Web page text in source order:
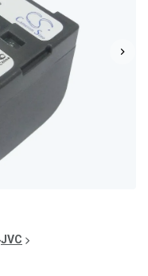
JVC